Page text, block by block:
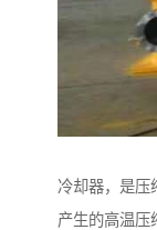
冷却器，是压
产生的高温压